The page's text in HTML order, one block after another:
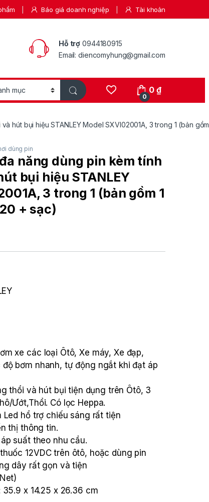
Báo giá doanh nghiệp Tài khoản
Hỗ trợ 0944180915
Email: diencomyhung@gmail.com
0
0₫
hút bụi hiệu STANLEY Model SXVI02001A, 3 trong 1 (bản
dùng pin
năng dùng pin kèm tính
bụi hiệu STANLEY
3 trong 1 (bản gồm 1
+ sạc)
xe các loại Ôtô, Xe máy, Xe đạp,
bơm nhanh, tự động ngắt khi đạt áp
thổi và hút bụi tiện dụng trên Ôtô, 3
Ướt,Thổi. Có lọc Heppa.
Led hổ trợ chiếu sáng rất tiện
thị thông tin.
suất theo nhu cầu.
12VDC trên ôtô, hoặc dùng pin
dây rất gọn và tiện
x 14.25 x 26.36 cm